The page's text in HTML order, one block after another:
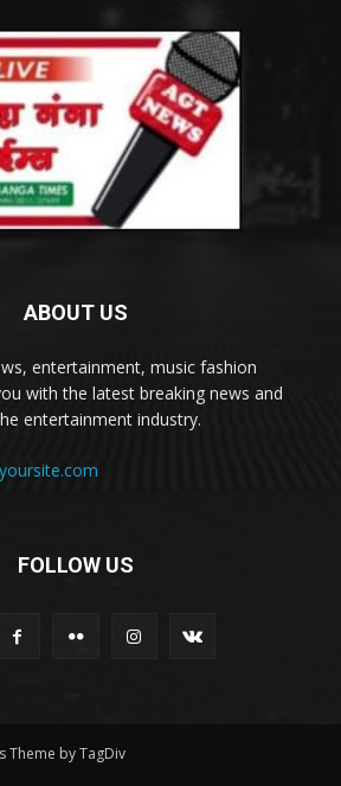
ABOUT US
entertainment, music fashion
with the latest breaking news and
entertainment industry.
FOLLOW US
Theme by TagDiv